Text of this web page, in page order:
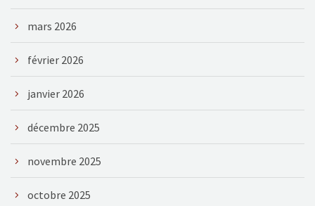
mars 2026
février 2026
janvier 2026
décembre 2025
novembre 2025
octobre 2025